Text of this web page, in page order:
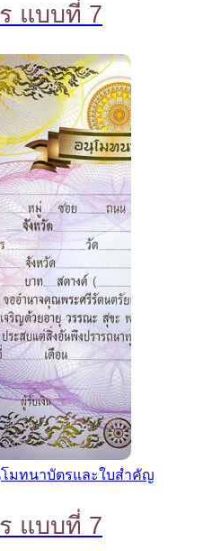
แบบที่ 7
มทนาบัตรและใบสำคัญ
แบบที่ 7